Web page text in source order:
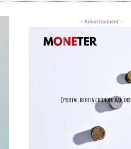
- Advertisement -